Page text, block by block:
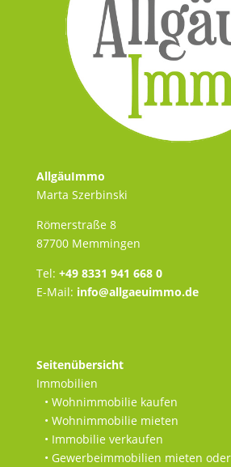
AllgäuImmo
Marta Szerbinski
Römerstraße 8
87700 Memmingen
Tel: +49 8331 941 668 0
E-Mail: info@allgaeuimmo.de
Seitenübersicht
Immobilien
• Wohnimmobilie kaufen
• Wohnimmobilie mieten
• Immobilie verkaufen
• Gewerbeimmobilien mieten